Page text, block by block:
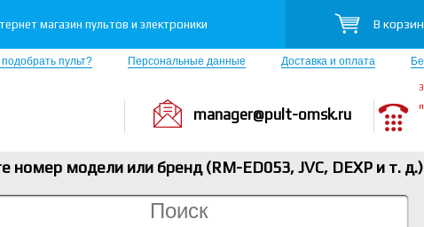
магазин пультов и электроники В
подобрать пульт? Персональные данные Доставка и оплата
manager@pult-omsk.ru
номер модели или бренд (RM-ED053, JVC, DEXP и т. д.)